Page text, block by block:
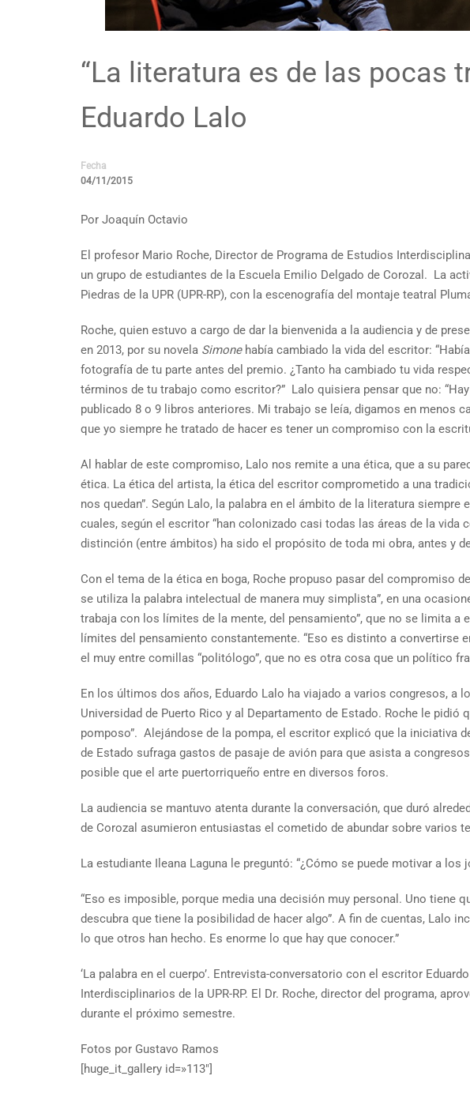
“La literatura es de las pocas
Eduardo Lalo
Fecha
04/11/2015
Por Joaquín Octavio
El profesor Mario Roche, Director de Programa de Estudios
un grupo de estudiantes de la Escuela Emilio Delgado de Corozal. La
Piedras de la UPR (UPR-RP), con la escenografía del montaje teatral
Roche, quien estuvo a cargo de dar la bienvenida a la audiencia y de
en 2013, por su novela Simonehabía cambiado la vida del escritor:
fotografía de tu parte antes del premio. ¿Tanto ha cambiado tu vida
términos de tu trabajo como escritor?” Lalo quisiera pensar que no:
publicado 8 o 9 libros anteriores. Mi trabajo se leía, digamos en menos
que yo siempre he tratado de hacer es tener un compromiso con la
Al hablar de este compromiso, Lalo nos remite a una ética, que a su
ética. La ética del artista, la ética del escritor comprometido a una
nos quedan”. Según Lalo, la palabra en el ámbito de la literatura
cuales, según el escritor “han colonizado casi todas las áreas de la
distinción (entre ámbitos) ha sido el propósito de toda mi obra, antes y
Con el tema de la ética en boga, Roche propuso pasar del compromiso
se utiliza la palabra intelectual de manera muy simplista”, en una
trabaja con los límites de la mente, del pensamiento”, que no se limita
límites del pensamiento constantemente. “Eso es distinto a convertirse
el muy entre comillas “politólogo”, que no es otra cosa que un político
En los últimos dos años, Eduardo Lalo ha viajado a varios congresos,
Universidad de Puerto Rico y al Departamento de Estado. Roche le
pomposo”. Alejándose de la pompa, el escritor explicó que la iniciativa
de Estado sufraga gastos de pasaje de avión para que asista a
posible que el arte puertorriqueño entre en diversos foros.
La audiencia se mantuvo atenta durante la conversación, que duró
de Corozal asumieron entusiastas el cometido de abundar sobre varios
La estudiante Ileana Laguna le preguntó: “¿Cómo se puede motivar a los
“Eso es imposible, porque media una decisión muy personal. Uno tiene
descubra que tiene la posibilidad de hacer algo”. A fin de cuentas, Lalo
lo que otros han hecho. Es enorme lo que hay que conocer.”
‘La palabra en el cuerpo’. Entrevista-conversatorio con el escritor
Interdisciplinarios de la UPR-RP. El Dr. Roche, director del programa,
durante el próximo semestre.
Fotos por Gustavo Ramos
[huge_it_gallery id=»113″]